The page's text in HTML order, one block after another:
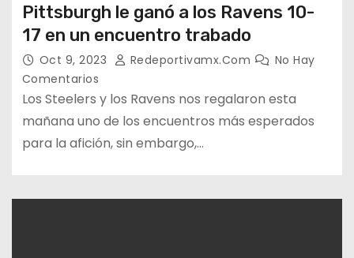
Pittsburgh le ganó a los Ravens 10-
17 en un encuentro trabado
Oct 9, 2023 Redeportivamx.com
No Hay
Comentarios
Los Steelers y los Ravens nos regalaron esta
mañana uno de los encuentros más esperados
para la afición, sin embargo,…